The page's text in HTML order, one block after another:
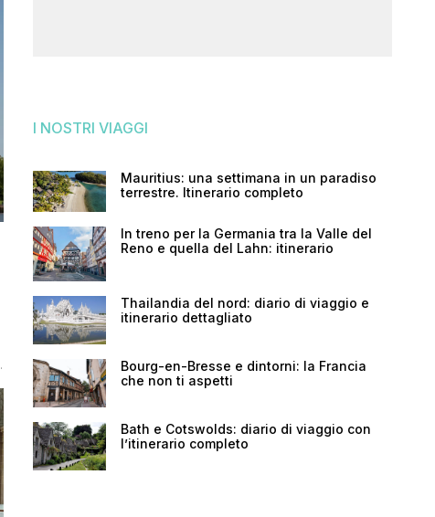
I NOSTRI VIAGGI
Mauritius: una settimana in un paradiso
terrestre. Itinerario completo
In treno per la Germania tra la Valle del
Reno e quella del Lahn: itinerario
Thailandia del nord: diario di viaggio e
itinerario dettagliato
Bourg-en-Bresse e dintorni: la Francia
che non ti aspetti
Bath e Cotswolds: diario di viaggio con
l’itinerario completo